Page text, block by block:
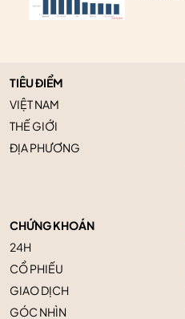
TIÊU ĐIỂM
VIỆT NAM
THẾ GIỚI
ĐỊA PHƯƠNG
CHỨNG KHOÁN
24H
CỔ PHIẾU
GIAO DỊCH
GÓC NHÌN